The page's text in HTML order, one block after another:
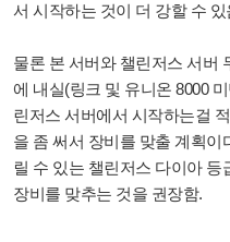
서 시작하는 것이 더 강할 수 있
물론 본 서버와 챌린저스 서버
에 내실(링크 및 유니온 8000
린저스 서버에서 시작하는걸
을 좀 써서 장비를 맞출 계획이
릴 수 있는 챌린저스 다이아
장비를 맞추는 것을 권장함.